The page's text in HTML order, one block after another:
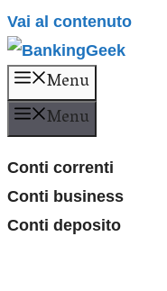
Vai al contenuto
Menu
Menu
Conti correnti
Conti business
Conti deposito